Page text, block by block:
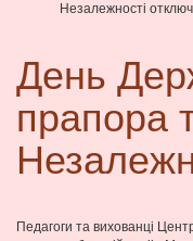
Незалежності
День
прапора
Педагоги та вихованці